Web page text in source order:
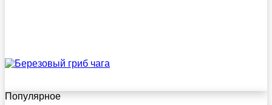
Популярное